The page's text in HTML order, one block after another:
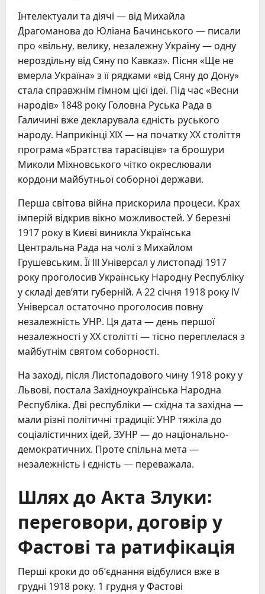
Інтелектуали та діячі — від Михайла
Драгоманова до Юліана Бачинського — писали
про «вільну, велику, незалежну Україну — одну
нероздільну від Сяну по Кавказ». Пісня «Ще не
вмерла Україна» з її рядками «від Сяну до Дону»
стала справжнім гімном цієї ідеї. Під час «Весни
народів» 1848 року Головна Руська Рада в
Галичині вже декларувала єдність руського
народу. Наприкінці XIX — на початку XX століття
програма «Братства тарасівців» та брошури
Миколи Міхновського чітко окреслювали
кордони майбутньої соборної держави.
Перша світова війна прискорила процеси. Крах
імперій відкрив вікно можливостей. У березні
1917 року в Києві виникла Українська
Центральна Рада на чолі з Михайлом
Грушевським. Її III Універсал у листопаді 1917
року проголосив Українську Народну Республіку
у складі дев’яти губерній. А 22 січня 1918 року IV
Універсал остаточно проголосив повну
незалежність УНР. Ця дата — день першої
незалежності у XX столітті — тісно переплелася з
майбутнім святом соборності.
На заході, після Листопадового чину 1918 року у
Львові, постала Західноукраїнська Народна
Республіка. Дві республіки — східна та західна —
мали різні політичні традиції: УНР тяжіла до
соціалістичних ідей, ЗУНР — до національно-
демократичних. Проте спільна мета —
незалежність і єдність — переважала.
Шлях до Акта Злуки:
переговори, договір у
Фастові та ратифікація
Перші кроки до об’єднання відбулися вже в
грудні 1918 року. 1 грудня у Фастові